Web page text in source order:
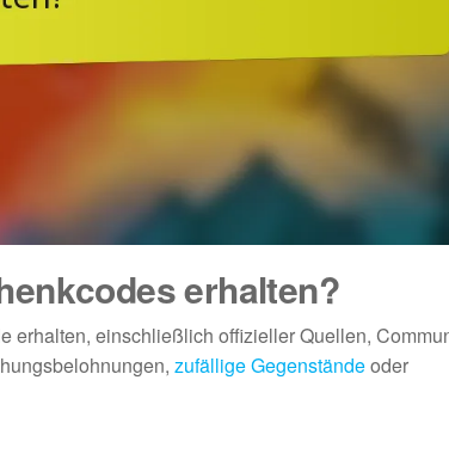
erhalten?
erhalten, einschließlich offizieller Quellen,
zufällige Gegenständeoder